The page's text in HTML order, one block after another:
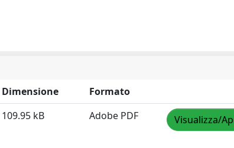
Dimensione
Formato
109.95 kB Adobe PDF Visualizza/